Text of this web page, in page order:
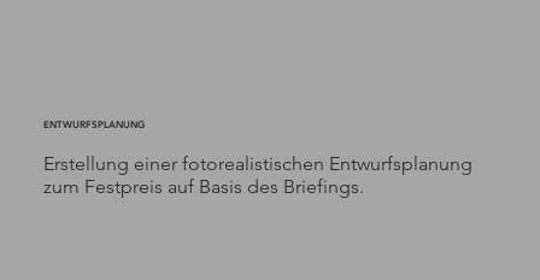
Erstellung einer fotorealistischen Entwurfsplanung
zum Festpreis auf Basis des Briefings.
ENTWURFSPLANUNG